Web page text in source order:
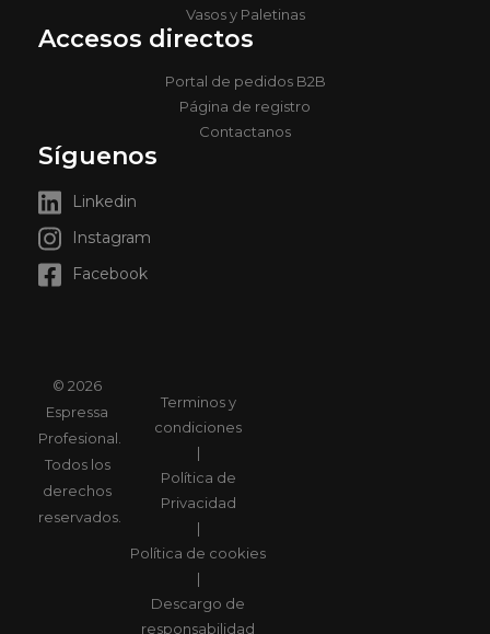
Vasos y Paletinas
Accesos directos
Portal de pedidos B2B
Página de registro
Contactanos
Síguenos
Linkedin
Instagram
Facebook
© 2026
Espressa
Profesional.
Todos los
derechos
reservados.
Terminos y
condiciones
|
Política de
Privacidad
|
Política de cookies
|
Descargo de
responsabilidad